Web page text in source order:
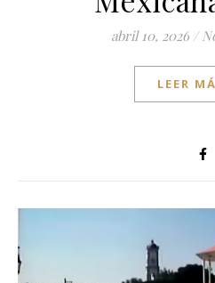
abril 10, 2026 /
LEER